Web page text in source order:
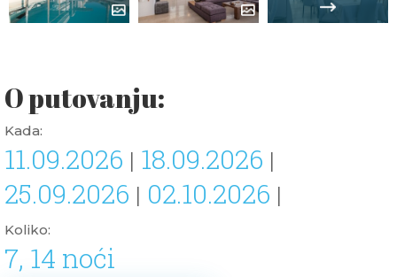
O putovanju:
Kada:
11.09.2026 | 18.09.2026 |
25.09.2026 | 02.10.2026 |
Koliko:
7, 14 noći